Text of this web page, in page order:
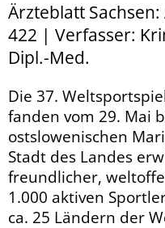
Ärzteblatt Sachsen:
422 | Verfasser:
Dipl.-Med.
Die 37.
fanden vom 29. Mai
ostslowenischen
Stadt des Landes
freundlicher,
1.000 aktiven
ca. 25 Ländern der